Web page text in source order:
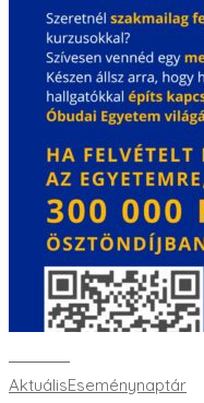
AktuálisEseménynaptár